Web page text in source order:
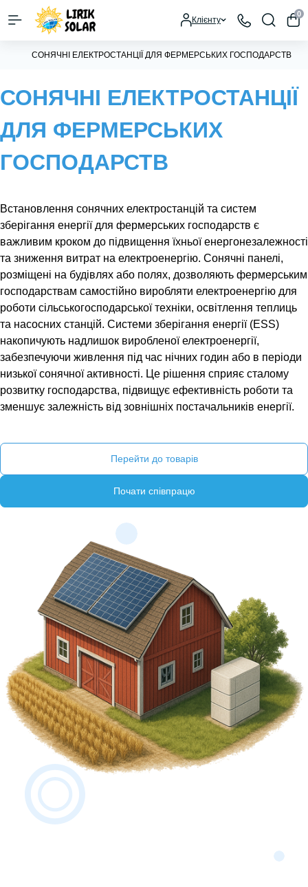
Клієнту
0
СОНЯЧНІ ЕЛЕКТРОСТАНЦІЇ ДЛЯ ФЕРМЕРСЬКИХ ГОСПОДАРСТВ
СОНЯЧНІ ЕЛЕКТРОСТАНЦІЇ
ДЛЯ ФЕРМЕРСЬКИХ
ГОСПОДАРСТВ
Встановлення сонячних електростанцій та систем
зберігання енергії для фермерських господарств є
важливим кроком до підвищення їхньої енергонезалежності
та зниження витрат на електроенергію. Сонячні панелі,
розміщені на будівлях або полях, дозволяють фермерським
господарствам самостійно виробляти електроенергію для
роботи сільськогосподарської техніки, освітлення теплиць
та насосних станцій. Системи зберігання енергії (ESS)
накопичують надлишок виробленої електроенергії,
забезпечуючи живлення під час нічних годин або в періоди
низької сонячної активності. Це рішення сприяє сталому
розвитку господарства, підвищує ефективність роботи та
зменшує залежність від зовнішніх постачальників енергії.
Перейти до товарів
Почати співпрацю